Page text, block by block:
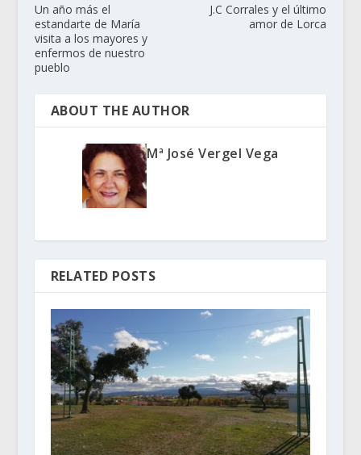
Un año más el
estandarte de María
visita a los mayores y
enfermos de nuestro
pueblo
J.C Corrales y el último
amor de Lorca
ABOUT THE AUTHOR
Mª José Vergel Vega
RELATED POSTS